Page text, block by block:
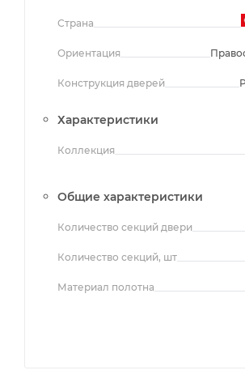
Страна
Ориентация
Конструкция дверей
Характеристики
Коллекция
Общие характеристики
Количество секций двери
Количество секций, шт
Материал полотна